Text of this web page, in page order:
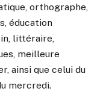
orthographe,
éducation
littéraire,
meilleure
ainsi que celui du
mercredi.